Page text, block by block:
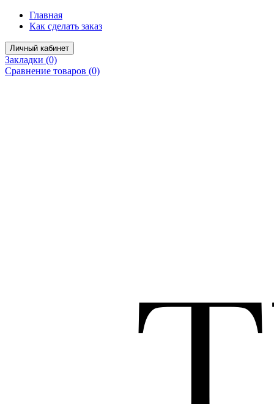
Главная
Как сделать заказ
Личный кабинет
Закладки (0)
Сравнение товаров (0)